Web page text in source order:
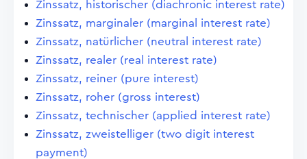
Zinssatz, historischer (diachronic interest rate)
Zinssatz, marginaler (marginal interest rate)
Zinssatz, natürlicher (neutral interest rate)
Zinssatz, realer (real interest rate)
Zinssatz, reiner (pure interest)
Zinssatz, roher (gross interest)
Zinssatz, technischer (applied interest rate)
Zinssatz, zweistelliger (two digit interest
payment)